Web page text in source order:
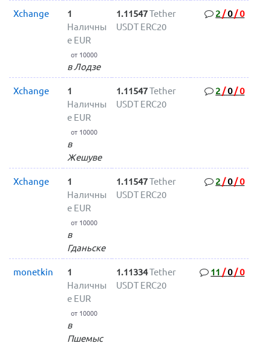
Xchange
1
Наличны
е EUR
от 10000
в Лодзе
1.11547Tether
USDT ERC20
2 /0/0
Xchange
1
Наличны
е EUR
от 10000
в
Жешуве
1.11547Tether
USDT ERC20
2 /0/0
Xchange
1
Наличны
е EUR
от 10000
в
Гданьске
1.11547Tether
USDT ERC20
2 /0/0
monetkin
1
Наличны
е EUR
от 10000
в
Пшемыс
1.11334Tether
USDT ERC20
11 /0/0